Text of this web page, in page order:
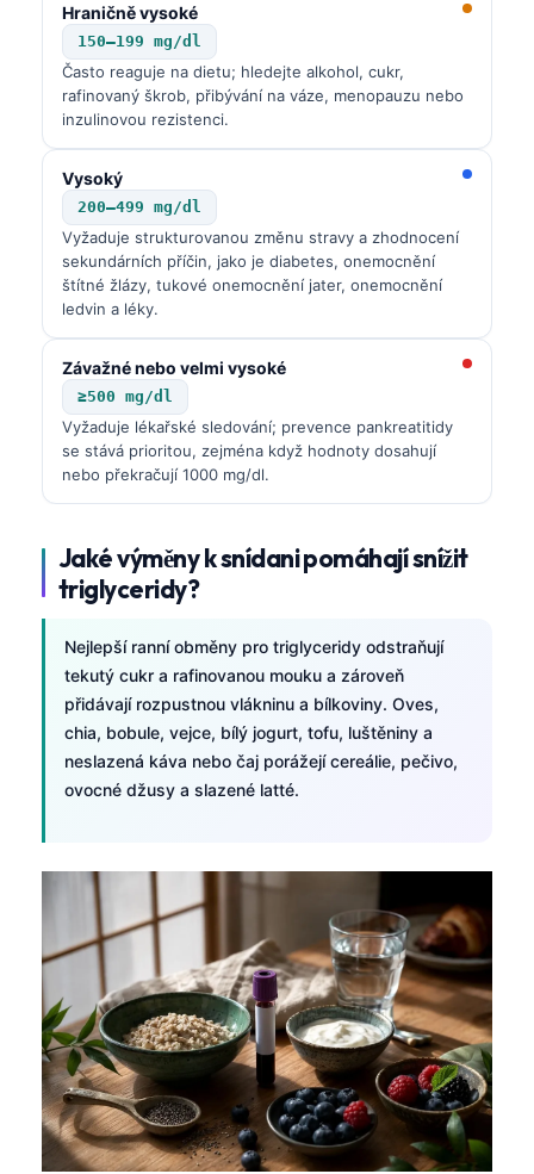
Hraničně vysoké
150–199 mg/dl
Často reaguje na dietu; hledejte alkohol, cukr,
rafinovaný škrob, přibývání na váze, menopauzu nebo
inzulinovou rezistenci.
Vysoký
200–499 mg/dl
Vyžaduje strukturovanou změnu stravy a zhodnocení
sekundárních příčin, jako je diabetes, onemocnění
štítné žlázy, tukové onemocnění jater, onemocnění
ledvin a léky.
Závažné nebo velmi vysoké
≥500 mg/dl
Vyžaduje lékařské sledování; prevence pankreatitidy
se stává prioritou, zejména když hodnoty dosahují
nebo překračují 1000 mg/dl.
Jaké výměny k snídani pomáhají snížit
triglyceridy?
Nejlepší ranní obměny pro triglyceridy odstraňují
tekutý cukr a rafinovanou mouku a zároveň
přidávají rozpustnou vlákninu a bílkoviny. Oves,
chia, bobule, vejce, bílý jogurt, tofu, luštěniny a
neslazená káva nebo čaj porážejí cereálie, pečivo,
ovocné džusy a slazené latté.